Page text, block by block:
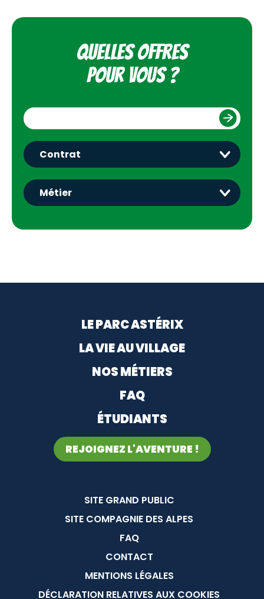
Quelles offres
pour vous ?
Menu footerLE PARC ASTÉRIX
LA VIE AU VILLAGE
NOS MÉTIERS
FAQ
ÉTUDIANTS
REJOIGNEZ L'AVENTURE !
Menu Pied de page
SITE GRAND PUBLIC
SITE COMPAGNIE DES ALPES
FAQ
CONTACT
MENTIONS LÉGALES
DÉCLARATION RELATIVES AUX COOKIES